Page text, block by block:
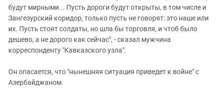
будут мирными... Пусть дороги будут открыты, в том числе и
Зангезурский коридор, только пусть не говорят: это наше или
их. Пусть стоят солдаты, но шла бы торговля, и чтоб было
дешево, а не дорого как сейчас", - сказал мужчина
корреспонденту "Кавказского узла".
Он опасается, что "нынешняя ситуация приведет к войне" с
Азербайджаном.